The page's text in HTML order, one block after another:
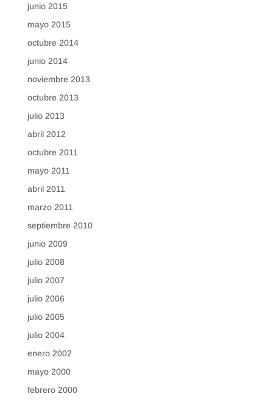
junio 2015
mayo 2015
octubre 2014
junio 2014
noviembre 2013
octubre 2013
julio 2013
abril 2012
octubre 2011
mayo 2011
abril 2011
marzo 2011
septiembre 2010
junio 2009
julio 2008
julio 2007
julio 2006
julio 2005
julio 2004
enero 2002
mayo 2000
febrero 2000